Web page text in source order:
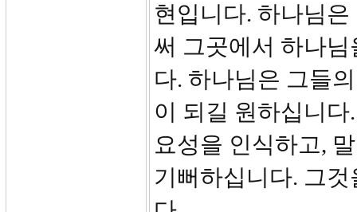
현입니다. 하나님
써 그곳에서 하나
다. 하나님은 그들
이 되길 원하십니
요성을 인식하고,
기뻐하십니다. 그